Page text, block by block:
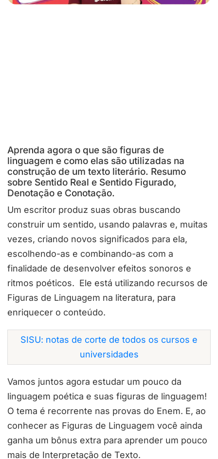
Aprenda agora o que são figuras de
linguagem e como elas são utilizadas na
construção de um texto literário. Resumo
sobre Sentido Real e Sentido Figurado,
Denotação e Conotação.
Um escritor produz suas obras buscando
construir um sentido, usando palavras e, muitas
vezes, criando novos significados para ela,
escolhendo-as e combinando-as com a
finalidade de desenvolver efeitos sonoros e
ritmos poéticos. Ele está utilizando recursos de
Figuras de Linguagem na literatura, para
enriquecer o conteúdo.
SISU: notas de corte de todos os cursos e
universidades
Vamos juntos agora estudar um pouco da
linguagem poética e suas figuras de linguagem!
O tema é recorrente nas provas do Enem. E, ao
conhecer as Figuras de Linguagem você ainda
ganha um bônus extra para aprender um pouco
mais de Interpretação de Texto.